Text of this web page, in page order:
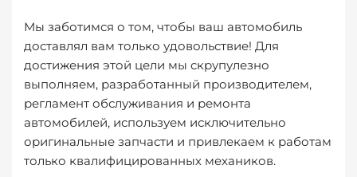
Мы заботимся о том, чтобы ваш автомобиль
доставлял вам только удовольствие! Для
достижения этой цели мы скрупулезно
выполняем, разработанный производителем,
регламент обслуживания и ремонта
автомобилей, используем исключительно
оригинальные запчасти и привлекаем к работам
только квалифицированных механиков.